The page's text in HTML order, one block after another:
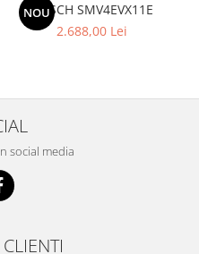
NOU
BOSCH SMV4EVX11E
2.688,00 Lei
social media